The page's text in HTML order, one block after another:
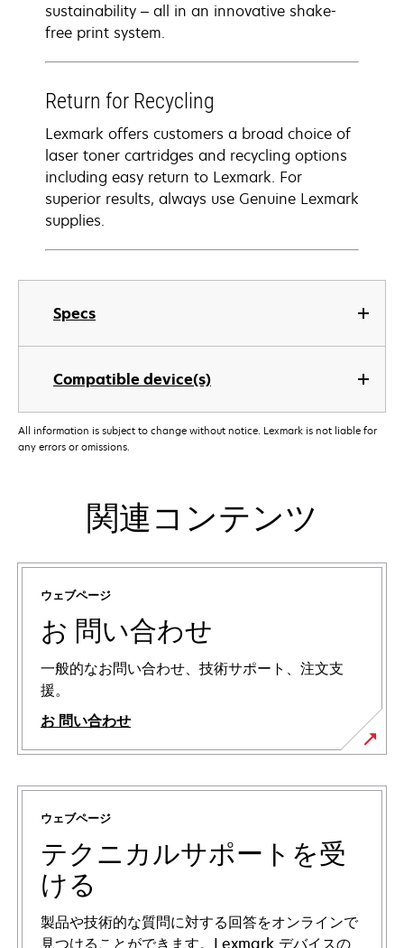
Specs
Compatible device(s)
sustainability – all in an innovative shake-
free print system.
Return for Recycling
Lexmark offers customers a broad choice of
laser toner cartridges and recycling options
including easy return to Lexmark. For
superior results, always use Genuine Lexmark
supplies.
All information is subject to change without notice. Lexmark is not liable for
any errors or omissions.
関連コンテンツ
ウェブページ
お 問い合わせ
一般的なお問い合わせ、技術サポート、注文支
援。
お 問い合わせ
ウェブページ
テクニカルサポートを受
ける
製品や技術的な質問に対する回答をオンラインで
見つけることができます。Lexmark デバイスの